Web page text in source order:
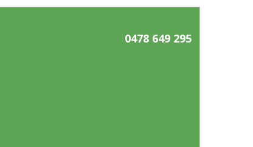
0478 649 295